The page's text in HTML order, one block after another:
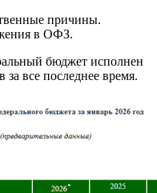
причины.
в ОФЗ.
бюджет исполнен
все последнее время.